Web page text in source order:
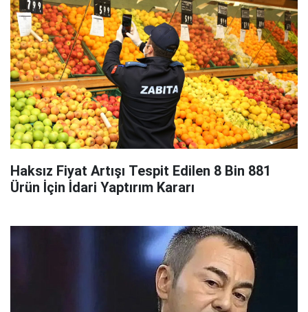
Haksız Fiyat Artışı Tespit Edilen 8 Bin 881
Ürün İçin İdari Yaptırım Kararı